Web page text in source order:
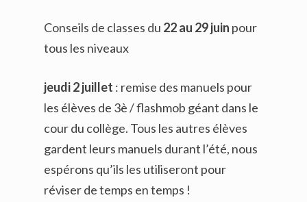
Conseils de classes du 22 au 29 juin pour
tous les niveaux
jeudi 2 juillet : remise des manuels pour
les élèves de 3è / flashmob géant dans le
cour du collège. Tous les autres élèves
gardent leurs manuels durant l’été, nous
espérons qu’ils les utiliseront pour
réviser de temps en temps !